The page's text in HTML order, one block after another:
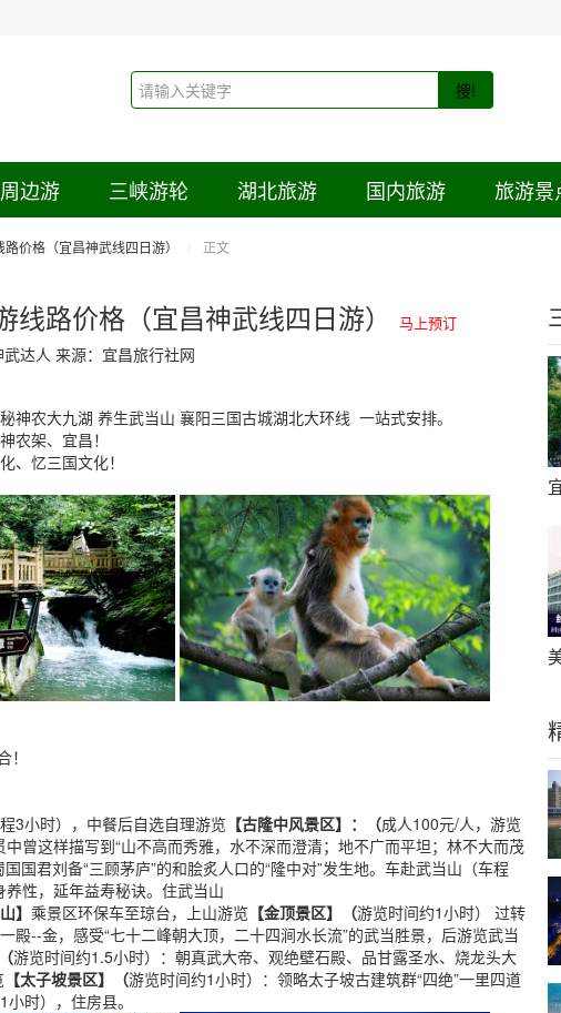
搜!
边游 三峡游轮 湖北旅游 国内旅游 旅游景
价格（宜昌神武线四日游） 正文
线路价格（宜昌神武线四日游） 马上预订
达人 来源：宜昌旅行社网
农大九湖 养生武当山 襄阳三国古城湖北大环线 一站式安排。
农架、宜昌！
、忆三国文化！
合！
3小时），中餐后自选自理游览 【古隆中风景区】：（成人100元/人，游览
曾这样描写到“山不高而秀雅，水不深而澄清；地不广而平坦；林不大而茂
国君刘备“三顾茅庐”的和脍炙人口的“隆中对”发生地。车赴武当山（车程
性，延年益寿秘诀。住武当山
】 乘景区环保车至琼台，上山游览 【金顶景区】（游览时间约1小时） 过转
--金，感受“七十二峰朝大顶，二十四涧水长流”的武当胜景，后游览武当
游览时间约1.5小时）：朝真武大帝、观绝壁石殿、品甘露圣水、烧龙头大
【太子坡景区】（游览时间约1小时）：领略太子坡古建筑群“四绝”一里四道
时），住房县。